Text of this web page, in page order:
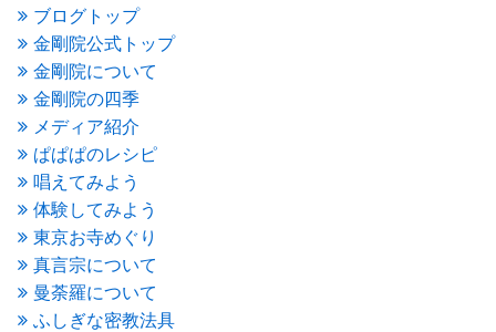
2016年5月(3)
2016年4月
(4)
2016年3月 (4)
2016年2月 (5)
2016年1月(3)
2015年12月(6)
2015年11月 (4)
2015年10月
(4)
2015年9月(3)
2015年8月(4)
2015年7月(4)
2015年6月(3)
2015年5月(1)
2015年4月(1)
ブログトップ
金剛院公式トップ
金剛院について
金剛院の四季
メディア紹介
ぱぱぱのレシピ
唱えてみよう
体験してみよう
東京お寺めぐり
真言宗について
曼荼羅について
ふしぎな密教法具